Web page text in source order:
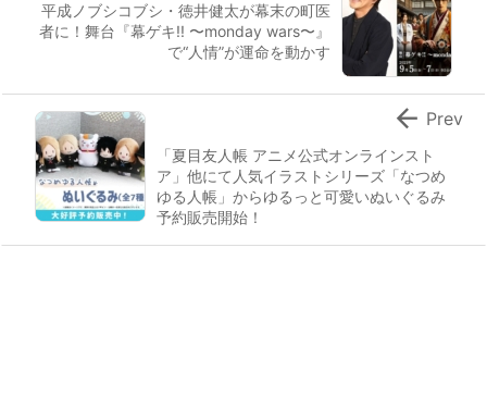
平成ノブシコブシ・徳井健太が幕末の町医
者に！舞台『幕ゲキ!! 〜monday wars〜』
で“人情”が運命を動かす
「夏目友人帳 アニメ公式オンラインスト
ア」他にて人気イラストシリーズ「なつめ
ゆる人帳」からゆるっと可愛いぬいぐるみ
予約販売開始！
 Prev